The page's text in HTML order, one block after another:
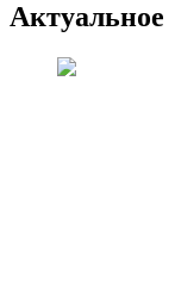
Актуальное